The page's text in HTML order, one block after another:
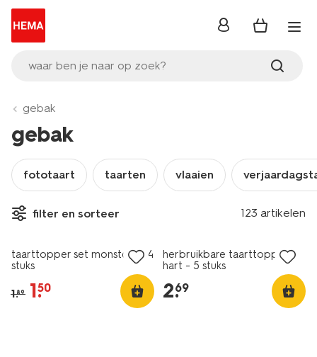
waar ben je naar op zoek?
inloggen
gebak
gebak
fototaart taarten vlaaien
filter en sorteer 123 artikelen
sale
taarttopper set monsters - 4
stuks
1.89 1.
50
herbruikbare taarttopper
hart - 5 stuks
2.
69